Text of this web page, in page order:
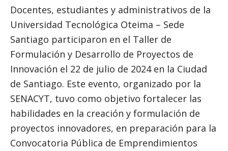
Docentes, estudiantes y administrativos de la
Universidad Tecnológica Oteima – Sede
Santiago participaron en el Taller de
Formulación y Desarrollo de Proyectos de
Innovación el 22 de julio de 2024 en la Ciudad
de Santiago. Este evento, organizado por la
SENACYT, tuvo como objetivo fortalecer las
habilidades en la creación y formulación de
proyectos innovadores, en preparación para la
Convocatoria Pública de Emprendimientos